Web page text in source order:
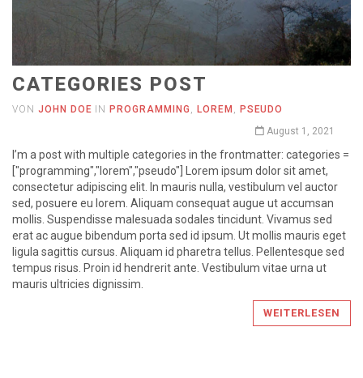
CATEGORIES POST
VON JOHN DOE INPROGRAMMING LOREM
PSEUDO
August 1, 2021
I’m a post with multiple categories in the frontmatter: categories =
["programming","lorem","pseudo"] Lorem ipsum dolor sit amet,
consectetur adipiscing elit. In mauris nulla, vestibulum vel auctor
sed, posuere eu lorem. Aliquam consequat augue ut accumsan
mollis. Suspendisse malesuada sodales tincidunt. Vivamus sed
erat ac augue bibendum porta sed id ipsum. Ut mollis mauris eget
ligula sagittis cursus. Aliquam id pharetra tellus. Pellentesque sed
tempus risus. Proin id hendrerit ante. Vestibulum vitae urna ut
mauris ultricies dignissim.
WEITERLESEN